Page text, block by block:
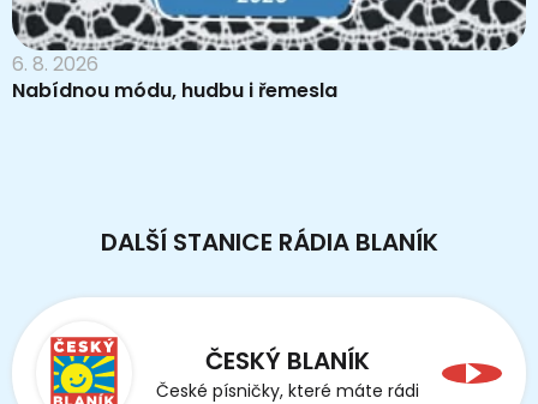
6. 8. 2026
Nabídnou módu, hudbu i řemesla
DALŠÍ STANICE RÁDIA BLANÍK
ČESKÝ BLANÍK
České písničky, které máte rádi